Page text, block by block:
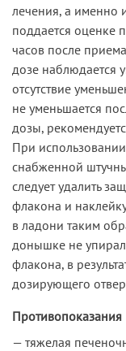
лечения, а именно
поддается оценке
часов после
дозе наблюдается
отсутствие
не уменьшается
дозы,
При
снабженной
следует удалить
флакона и
в ладони таким
донышке не
флакона, в
дозирующего
Противопоказания
— тяжелая